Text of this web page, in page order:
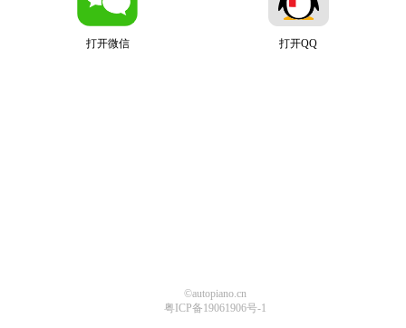
打开微信 打开QQ
©autopiano.cn
粤ICP备19061906号-1